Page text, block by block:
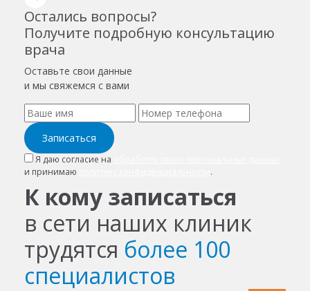
Остались вопросы?
Получите подробную консультацию
врача
Оставьте свои данные
и мы свяжемся с вами
Записаться
Я даю согласие на
и принимаю
.
К кому записаться
в сети наших клиник
трудятся более 100
специалистов